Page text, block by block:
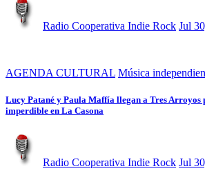
Radio Cooperativa Indie Rock Jul
AGENDA CULTURAL Música
Lucy Patané y Paula Maffía llegan a Tres Arroyos
imperdible en La Casona
Radio Cooperativa Indie Rock Jul